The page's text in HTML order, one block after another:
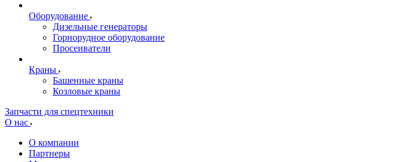
Оборудование
Дизельные генераторы
Горнорудное оборудование
Просеиватели
Краны
Башенные краны
Козловые краны
Запчасти для спецтехники
О нас
О компании
Партнеры